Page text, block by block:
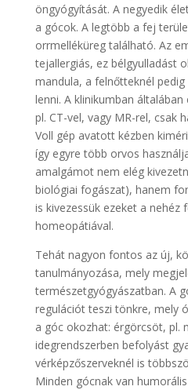
öngyógyítását. A negyedik
a gócok. A legtöbb a fej
orrmelléküreg található. Az
tejallergiás, ez bélgyulladást
mandula, a felnőtteknél
lenni. A klinikumban
pl. CT-vel, vagy MR-rel, csak
Voll gép avatott kézben
így egyre több orvos
amalgámot nem elég
biológiai fogászat), hanem
is kivezessük ezeket a nehéz
homeopátiával.
Tehát nagyon fontos az új,
tanulmányozása, mely
természetgyógyászatban. A
regulációt teszi tönkre, mely
a góc okozhat: érgörcsöt, pl.
idegrendszerben befolyást
vérképzőszerveknél is
Minden gócnak van